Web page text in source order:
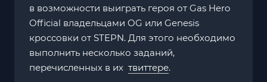
в возможности выиграть героя от Gas Hero
Official владельцами OG или Genesis
кроссовки от STEPN. Для этого необходимо
выполнить несколько заданий,
перечисленных в их твиттере.